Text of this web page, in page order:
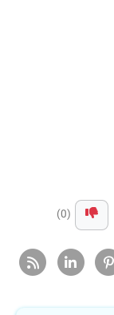
(0)